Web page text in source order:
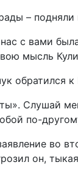
–
с вами
мысль
к
Слушай
по-
во
он,